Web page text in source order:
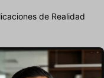
de Realidad